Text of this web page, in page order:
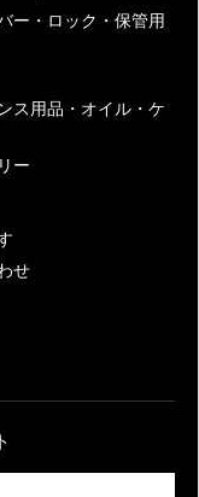
ー・ロック・保管用
ス用品・オイル・ケ
ー
せ